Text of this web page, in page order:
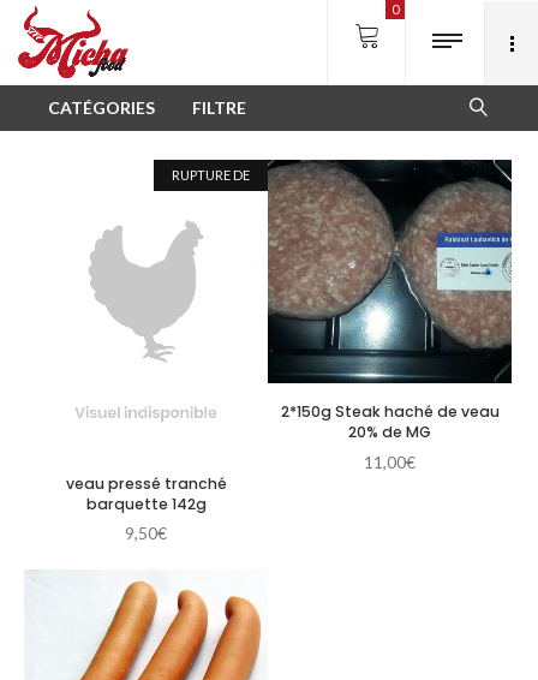
0
CATÉGORIES FILTRE
RUPTURE DE
veau pressé tranché
barquette 142g
9,50€
2*150g Steak haché de veau
20% de MG
11,00€